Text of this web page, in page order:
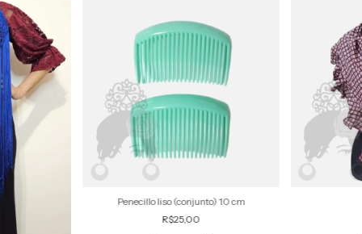
Penecillo liso (conjunto) 10 cm
R$25,00